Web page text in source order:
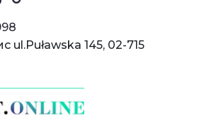
145, 02-715